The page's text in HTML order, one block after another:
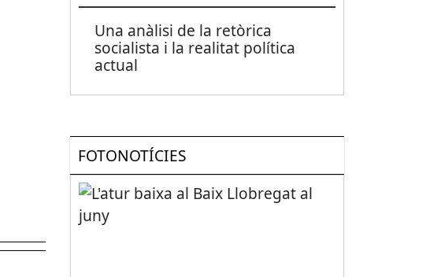
Una anàlisi de la retòrica
socialista i la realitat política
actual
FOTONOTÍCIES